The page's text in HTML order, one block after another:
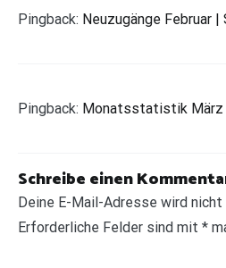
Pingback: Neuzugänge Februar
Pingback: Monatsstatistik März
Schreibe einen
Deine E-Mail-Adresse wird
Erforderliche Felder sind mit *